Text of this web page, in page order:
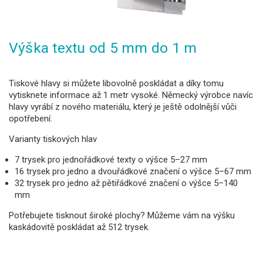
Výška textu od 5 mm do 1 m
Tiskové hlavy si můžete libovolně poskládat a díky tomu
vytisknete informace až 1 metr vysoké. Německý výrobce navíc
hlavy vyrábí z nového materiálu, který je ještě odolnější vůči
opotřebení.
Varianty tiskových hlav
7 trysek pro jednořádkové texty o výšce 5–27 mm
16 trysek pro jedno a dvouřádkové značení o výšce 5–67 mm
32 trysek pro jedno až pětiřádkové značení o výšce 5–140
mm
Potřebujete tisknout široké plochy? Můžeme vám na výšku
kaskádovitě poskládat až 512 trysek.